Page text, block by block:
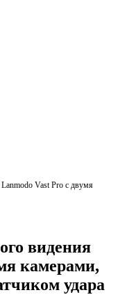
Lanmodo Vast Pro с двумя
видения
камерами,
удара